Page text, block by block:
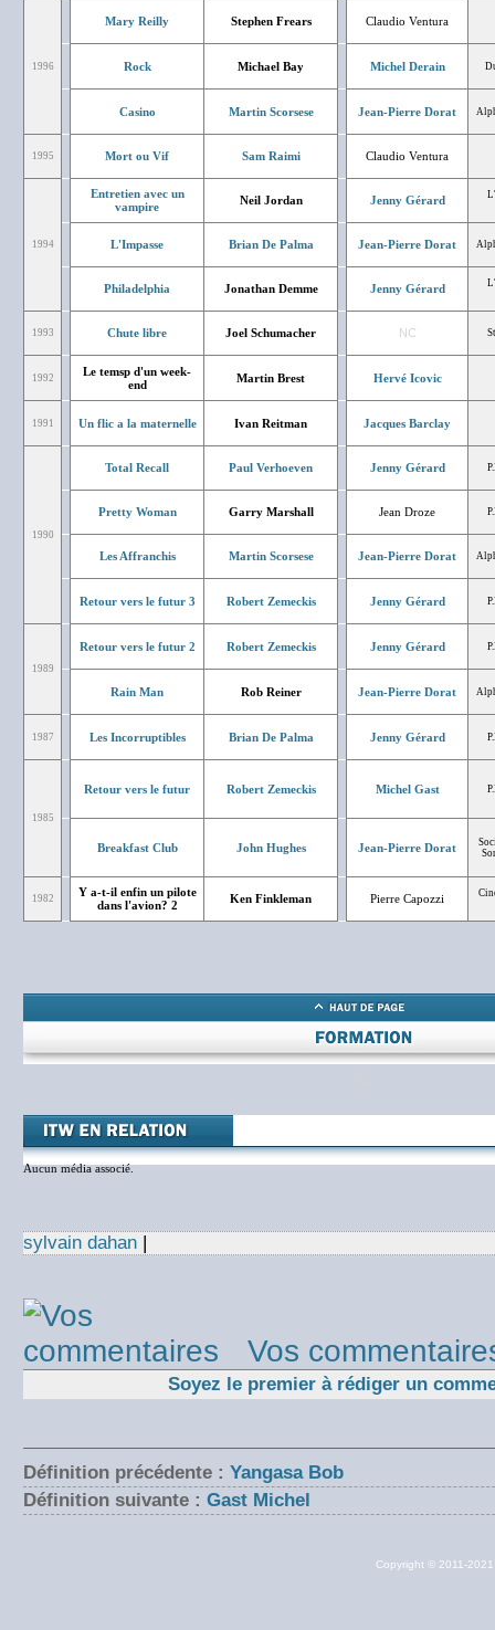
1996
Mary Reilly Stephen Frears Claudio Ventura
Rock Michael Bay Michel Derain
Casino Martin Scorsese Jean-Pierre Dorat
1995 Mort ou Vif Sam Raimi Claudio Ventura
1994
Entretien avec un
vampire
Neil Jordan Jenny Gérard
L'Impasse Brian De Palma Jean-Pierre Dorat
Philadelphia Jonathan Demme Jenny Gérard
1993 Chute libre Joel Schumacher NC
1992
Le temsp d'un week-
end
Martin Brest Hervé Icovic
1991 Un flic a la maternelle Ivan Reitman Jacques Barclay
1990
Total Recall Paul Verhoeven Jenny Gérard
Pretty Woman Garry Marshall Jean Droze
Les Affranchis Martin Scorsese Jean-Pierre Dorat
Retour vers le futur 3 Robert Zemeckis Jenny Gérard
1989
Retour vers le futur 2 Robert Zemeckis Jenny Gérard
Rain Man Rob Reiner Jean-Pierre Dorat
1987 Les Incorruptibles Brian De Palma Jenny Gérard
1985
Retour vers le futur Robert Zemeckis Michel Gast
Breakfast Club John Hughes Jean-Pierre Dorat
1982
Y a-t-il enfin un pilote
dans l'avion? 2
Ken Finkleman Pierre Capozzi
Aucun média associé.
sylvain dahan |
Vos
Soyez le premier à rédiger un
Définition précédente : Yangasa Bob
Définition suivante : Gast Michel
Copyright © 2011-